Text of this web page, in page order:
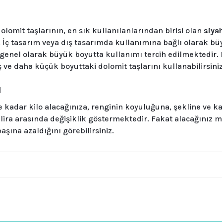
taşlarının, en sık kullanılanlarından birisi olan
tasarım veya dış tasarımda kullanımına bağlı olarak
olarak büyük boyutta kullanımı tercih edilmektedir.
ve daha küçük boyuttaki dolomit taşlarını
kadar kilo alacağınıza, renginin koyuluğuna, şekline ve
arasında değişiklik göstermektedir. Fakat
azaldığını görebilirsiniz.